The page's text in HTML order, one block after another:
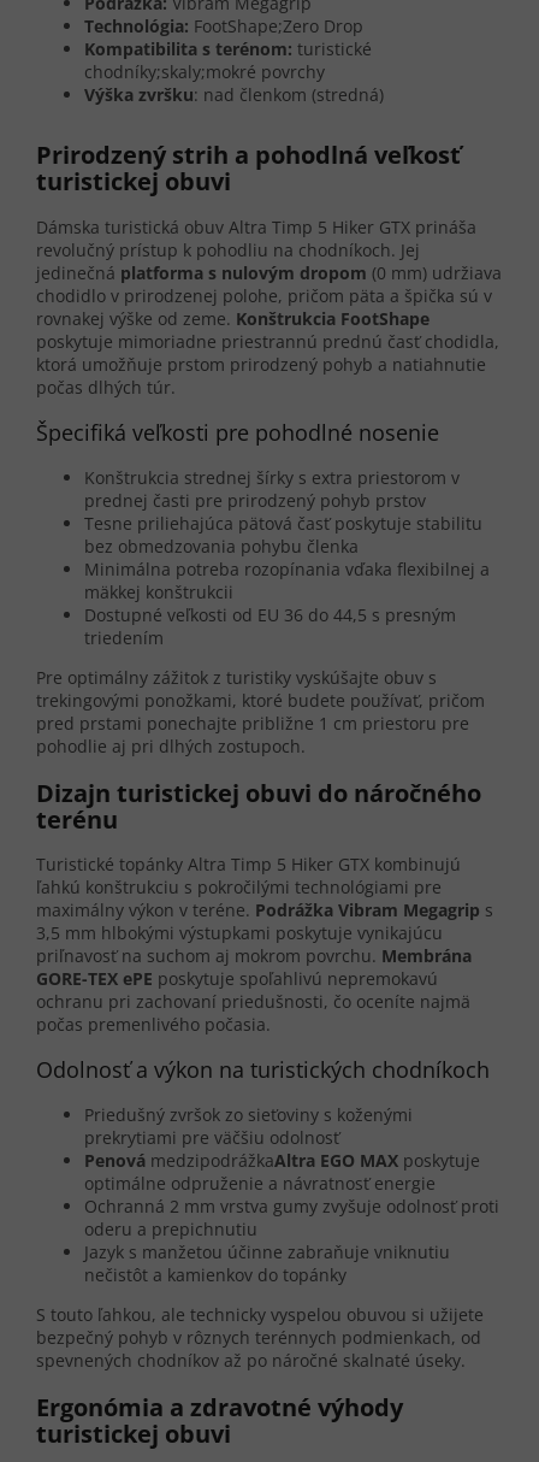
Technológia: FootShape;Zero Drop
Kompatibilita s terénom: turistické
chodníky;skaly;mokré povrchy
Výška zvršku: nad členkom (stredná)
Prirodzený strih a pohodlná veľkosť
turistickej obuvi
Dámska turistická obuv Altra Timp 5 Hiker GTX prináša
revolučný prístup k pohodliu na chodníkoch. Jej
jedinečná platforma s nulovým dropom (0 mm) udržiava
chodidlo v prirodzenej polohe, pričom päta a špička sú v
rovnakej výške od zeme. Konštrukcia FootShape
poskytuje mimoriadne priestrannú prednú časť chodidla,
ktorá umožňuje prstom prirodzený pohyb a natiahnutie
počas dlhých túr.
Špecifiká veľkosti pre pohodlné nosenie
Konštrukcia strednej šírky s extra priestorom v
prednej časti pre prirodzený pohyb prstov
Tesne priliehajúca pätová časť poskytuje stabilitu
bez obmedzovania pohybu členka
Minimálna potreba rozopínania vďaka flexibilnej a
mäkkej konštrukcii
Dostupné veľkosti od EU 36 do 44,5 s presným
triedením
Pre optimálny zážitok z turistiky vyskúšajte obuv s
trekingovými ponožkami, ktoré budete používať, pričom
pred prstami ponechajte približne 1 cm priestoru pre
pohodlie aj pri dlhých zostupoch.
Dizajn turistickej obuvi do náročného
terénu
Turistické topánky Altra Timp 5 Hiker GTX kombinujú
ľahkú konštrukciu s pokročilými technológiami pre
maximálny výkon v teréne. Podrážka Vibram Megagrip s
3,5 mm hlbokými výstupkami poskytuje vynikajúcu
priľnavosť na suchom aj mokrom povrchu. Membrána
GORE-TEX ePE poskytuje spoľahlivú nepremokavú
ochranu pri zachovaní priedušnosti, čo oceníte najmä
počas premenlivého počasia.
Odolnosť a výkon na turistických chodníkoch
Priedušný zvršok zo sieťoviny s koženými
prekrytiami pre väčšiu odolnosť
Penová medzipodrážkaAltra EGO MAX poskytuje
optimálne odpruženie a návratnosť energie
Ochranná 2 mm vrstva gumy zvyšuje odolnosť proti
oderu a prepichnutiu
Jazyk s manžetou účinne zabraňuje vniknutiu
nečistôt a kamienkov do topánky
S touto ľahkou, ale technicky vyspelou obuvou si užijete
bezpečný pohyb v rôznych terénnych podmienkach, od
spevnených chodníkov až po náročné skalnaté úseky.
Ergonómia a zdravotné výhody
turistickej obuvi